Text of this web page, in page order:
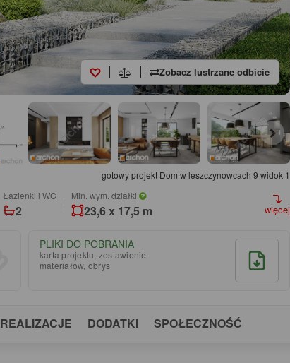
Zobacz lustrzane odbicie
gotowy projekt Dom w leszczynowcach 9 widok 1
łazienki i WC
2
Min. wym. działki
23,6 x 17,5 m więcej
PLIKI DO POBRANIA
karta projektu, zestawienie
materiałów, obrys
REALIZACJE DODATKI SPOŁECZNOŚĆ